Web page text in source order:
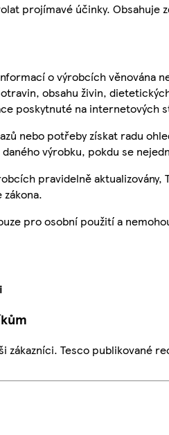
projímavé účinky. Obsahuje
o výrobcích věnována
obsahu živin,
poskytnuté na internetových
nebo potřeby získat radu
výrobku, pokdu se
pravidelně
zákona.
pro osobní použití a
zákazníci. Tesco publikované